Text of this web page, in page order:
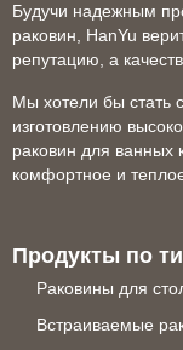
Будучи надежным
раковин, HanYu
репутацию, а
Мы хотели бы стать
изготовлению
раковин для ванных
комфортное и
Продукты по
Раковины для
Встраиваемые